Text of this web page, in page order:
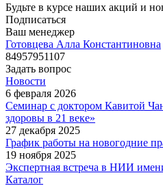
Будьте в курсе наших акций и
Подписаться
Ваш менеджер
Готовцева Алла Константиновна
84957951107
Задать вопрос
Новости
6 февраля 2026
Семинар с доктором Кавитой
здоровы в 21 веке»
27 декабря 2025
График работы на новогодние
19 ноября 2025
Экспертная встреча в НИИ
Каталог